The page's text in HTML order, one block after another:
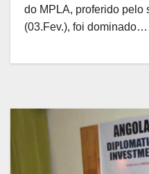
do MPLA, proferido pelo
(03.Fev.), foi dominado…